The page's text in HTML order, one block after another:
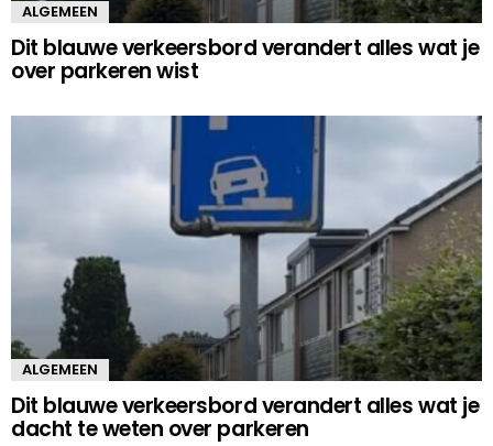
ALGEMEEN
Dit blauwe verkeersbord verandert alles wat je
over parkeren wist
ALGEMEEN
Dit blauwe verkeersbord verandert alles wat je
dacht te weten over parkeren